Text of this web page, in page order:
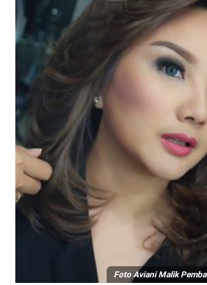
Foto Aviani Malik